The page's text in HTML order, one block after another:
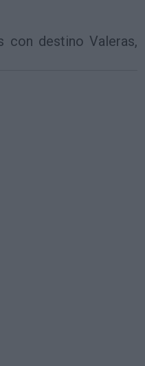
con destino Valeras,